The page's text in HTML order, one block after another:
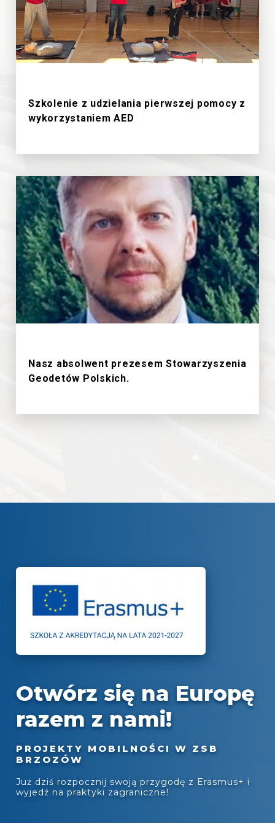
Szkolenie z udzielania pierwszej pomocy z
wykorzystaniem AED
Nasz absolwent prezesem Stowarzyszenia
Geodetów Polskich.
Otwórz się na Europę
razem z nami!
PROJEKTY MOBILNOŚCI W ZSB
BRZOZÓW
Już dziś rozpocznij swoją przygodę z Erasmus+ i
wyjedź na praktyki zagraniczne!